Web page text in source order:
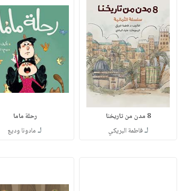
8 مدن من تاريخنا
لـفاطمة البريكي
رحلة ماما
لـ مادونا وديع